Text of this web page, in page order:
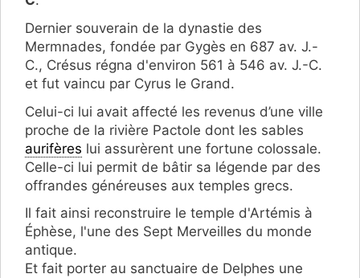
Dernier souverain de la dynastie des
Mermnades, fondée par Gygès en 687 av. J.-
C., Crésus régna d'environ 561 à 546 av. J.-C.
et fut vaincu par Cyrus le Grand.
Celui-ci lui avait affecté les revenus d’une ville
proche de la rivière Pactole dont les sables
aurifères lui assurèrent une fortune colossale.
Celle-ci lui permit de bâtir sa légende par des
offrandes généreuses aux temples grecs.
Il fait ainsi reconstruire le temple d'Artémis à
Éphèse, l'une des Sept Merveilles du monde
antique.
Et fait porter au sanctuaire de Delphes une